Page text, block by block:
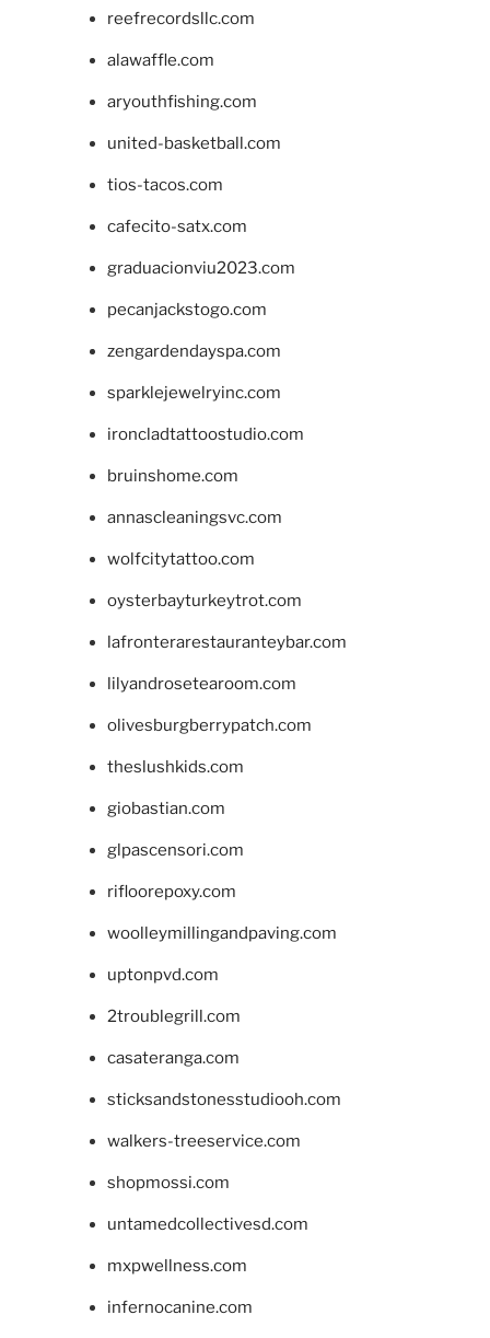
reefrecordsllc.com
alawaffle.com
aryouthfishing.com
united-basketball.com
tios-tacos.com
cafecito-satx.com
graduacionviu2023.com
pecanjackstogo.com
zengardendayspa.com
sparklejewelryinc.com
ironcladtattoostudio.com
bruinshome.com
annascleaningsvc.com
wolfcitytattoo.com
oysterbayturkeytrot.com
lafronterarestauranteybar.com
lilyandrosetearoom.com
olivesburgberrypatch.com
theslushkids.com
giobastian.com
glpascensori.com
rifloorepoxy.com
woolleymillingandpaving.com
uptonpvd.com
2troublegrill.com
casateranga.com
sticksandstonesstudiooh.com
walkers-treeservice.com
shopmossi.com
untamedcollectivesd.com
mxpwellness.com
infernocanine.com